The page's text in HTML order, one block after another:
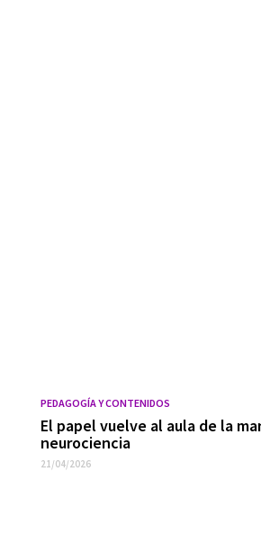
PEDAGOGÍA Y CONTENIDOS
El papel vuelve al aula de la
neurociencia
21/04/2026